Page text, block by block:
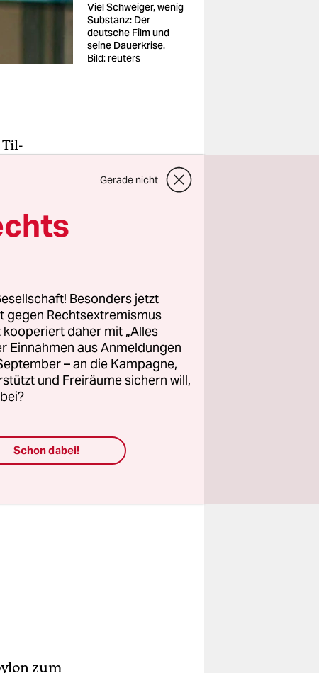
Viel Schweiger, wenig
Substanz: Der
deutsche Film und
seine Dauerkrise.
Bild: reuters
dem
nur
auch
zum
Gerade nicht
Besonders jetzt
gegen Rechtsextremismus
daher mit „Alles
Einnahmen aus Anmeldungen
– an die Kampagne,
und Freiräume sichern will,
Schon dabei!